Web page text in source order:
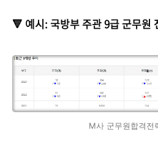
🔻 예시: 국방부 주관 9급 군무원
M사 군무원합격전